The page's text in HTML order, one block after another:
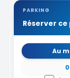
PARKING
Réserver
Au